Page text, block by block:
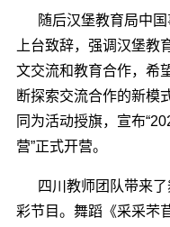
随后汉堡教育局中国
上台致辞，强调汉堡教
文交流和教育合作，希
断探索交流合作的新模
同为活动授旗，宣布
营”正式开营。
四川教师团队带来了
彩节目。舞蹈《采采芣